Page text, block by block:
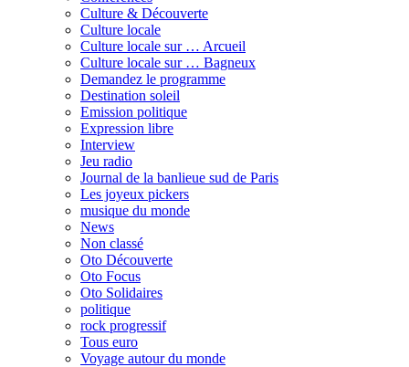
Culture & Découverte
Culture locale
Culture locale sur … Arcueil
Culture locale sur … Bagneux
Demandez le programme
Destination soleil
Emission politique
Expression libre
Interview
Jeu radio
Journal de la banlieue sud de Paris
Les joyeux pickers
musique du monde
News
Non classé
Oto Découverte
Oto Focus
Oto Solidaires
politique
rock progressif
Tous euro
Voyage autour du monde